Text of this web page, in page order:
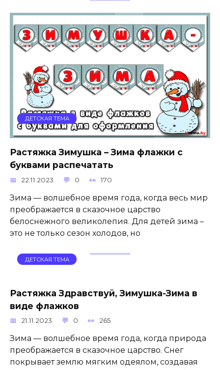
ДЕТСКАЯ ТЕМА
Растяжка Зимушка – Зима флажки с
буквами распечатать
22.11.2023 0 170
Зима — волшебное время года, когда весь мир
преображается в сказочное царство
белоснежного великолепия. Для детей зима –
это не только сезон холодов, но
ДЕТСКАЯ ТЕМА
Растяжка Здравствуй, Зимушка-Зима в
виде флажков
21.11.2023 0 265
Зима — волшебное время года, когда природа
преображается в сказочное царство. Снег
покрывает землю мягким одеялом, создавая